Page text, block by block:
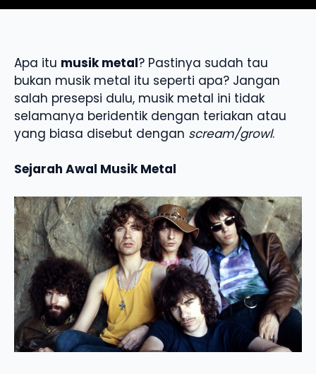
Apa itu musik metal? Pastinya sudah tau
bukan musik metal itu seperti apa? Jangan
salah presepsi dulu, musik metal ini tidak
selamanya beridentik dengan teriakan atau
yang biasa disebut dengan scream/growl.
Sejarah Awal Musik Metal